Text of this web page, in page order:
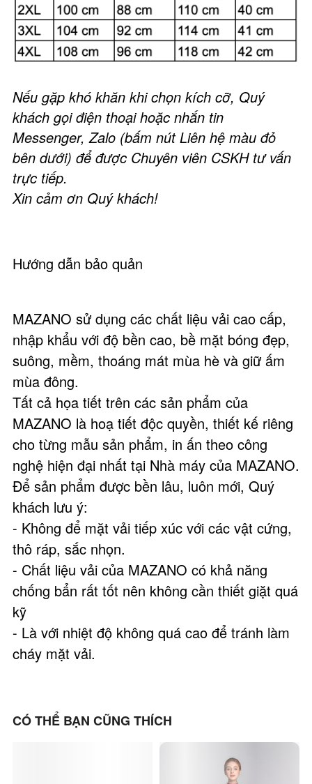
Nếu gặp khó khăn khi chọn kích cỡ, Quý
khách gọi điện thoại hoặc nhắn tin
Messenger, Zalo (bấm nút Liên hệ màu đỏ
bên dưới) để được Chuyên viên CSKH tư vấn
trực tiếp.
Xin cảm ơn Quý khách!
MAZANO sử dụng các chất liệu vải cao cấp,
nhập khẩu với độ bền cao, bề mặt bóng đẹp,
suông, mềm, thoáng mát mùa hè và giữ ấm
mùa đông.
Tất cả họa tiết trên các sản phẩm của
MAZANO là hoạ tiết độc quyền, thiết kế riêng
cho từng mẫu sản phẩm, in ấn theo công
nghệ hiện đại nhất tại Nhà máy của MAZANO.
Để sản phẩm được bền lâu, luôn mới, Quý
khách lưu ý:
- Không để mặt vải tiếp xúc với các vật cứng,
thô ráp, sắc nhọn.
- Chất liệu vải của MAZANO có khả năng
chống bẩn rất tốt nên không cần thiết giặt quá
kỹ
- Là với nhiệt độ không quá cao để tránh làm
cháy mặt vải.
Hướng dẫn bảo quản
CÓ THỂ BẠN CŨNG THÍCH